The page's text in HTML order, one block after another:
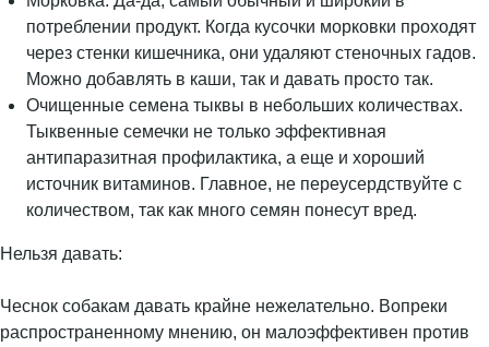
потреблении продукт. Когда кусочки морковки проходят
через стенки кишечника, они удаляют стеночных гадов.
Можно добавлять в каши, так и давать просто так.
Очищенные семена тыквы в небольших количествах.
Тыквенные семечки не только эффективная
антипаразитная профилактика, а еще и хороший
источник витаминов. Главное, не переусердствуйте с
количеством, так как много семян понесут вред.
Нельзя давать:
Чеснок собакам давать крайне нежелательно. Вопреки
распространенному мнению, он малоэффективен против